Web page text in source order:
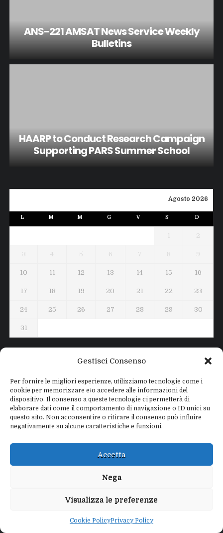
Gestisci Consenso
Per fornire le migliori esperienze, utilizziamo tecnologie come i
cookie per memorizzare e/o accedere alle informazioni del
dispositivo. Il consenso a queste tecnologie ci permetterà di
elaborare dati come il comportamento di navigazione o ID unici su
questo sito. Non acconsentire o ritirare il consenso può influire
negativamente su alcune caratteristiche e funzioni.
Accetta
Nega
Visualizza le preferenze
Cookie PolicyPrivacy Policy
ANS-221 AMSAT News Service Weekly
Bulletins
HAARP to Conduct Research Campaign
Supporting PARS Summer School
Agosto 2026
L M M G V S D
1 2
3 4 5 6 7 8 9
10 11 12 13 14 15 16
17 18 19 20 21 22 23
24 25 26 27 28 29 30
31
Privacy Policy
Note Legali e Disclaimer
Interfaccia Modi DIgitali All in One
Contatti
Chi sono
Proudly powered byWEBTOME.NET
Disclaimer